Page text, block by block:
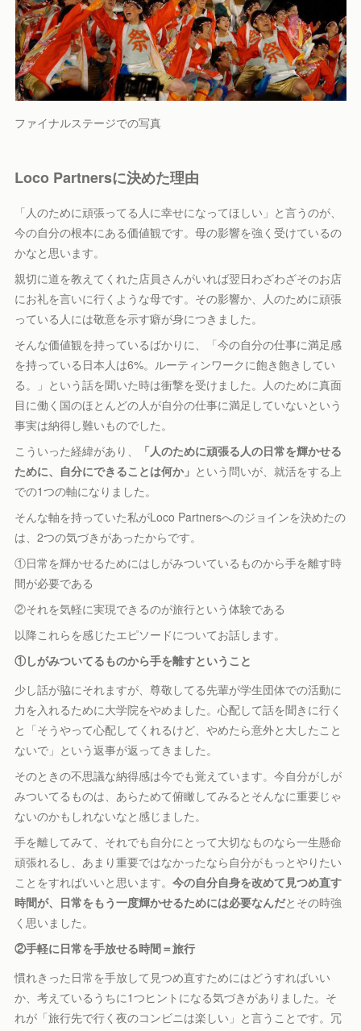
ファイナルステージでの写真
Loco Partnersに決めた理由
「人のために頑張ってる人に幸せになってほしい」と言うのが、
今の自分の根本にある価値観です。母の影響を強く受けているの
かなと思います。
親切に道を教えてくれた店員さんがいれば翌日わざわざそのお店
にお礼を言いに行くような母です。その影響か、人のために頑張
っている人には敬意を示す癖が身につきました。
そんな価値観を持っているばかりに、「今の自分の仕事に満足感
を持っている日本人は6%。ルーティンワークに飽き飽きしてい
る。」という話を聞いた時は衝撃を受けました。人のために真面
目に働く国のほとんどの人が自分の仕事に満足していないという
事実は納得し難いものでした。
こういった経緯があり、
「人のために頑張る人の日常を輝かせる
ために、自分にできることは何か」 という問いが、就活をする上
での1つの軸になりました。
そんな軸を持っていた私がLoco Partnersへのジョインを決めたの
は、2つの気づきがあったからです。
①日常を輝かせるためにはしがみついているものから手を離す時
間が必要である
②それを気軽に実現できるのが旅行という体験である
以降これらを感じたエピソードについてお話します。
①しがみついてるものから手を離すということ
少し話が脇にそれますが、尊敬してる先輩が学生団体での活動に
力を入れるために大学院をやめました。心配して話を聞きに行く
と「そうやって心配してくれるけど、やめたら意外と大したこと
ないで」という返事が返ってきました。
そのときの不思議な納得感は今でも覚えています。今自分がしが
みついてるものは、あらためて俯瞰してみるとそんなに重要じゃ
ないのかもしれないなと感じました。
手を離してみて、それでも自分にとって大切なものなら一生懸命
頑張れるし、あまり重要ではなかったなら自分がもっとやりたい
ことをすればいいと思います。今の自分自身を改めて見つめ直す
時間が、日常をもう一度輝かせるためには必要なんだとその時強
く思いました。
②手軽に日常を手放せる時間＝旅行
慣れきった日常を手放して見つめ直すためにはどうすればいい
か、考えているうちに1つヒントになる気づきがありました。そ
れが「旅行先で行く夜のコンビニは楽しい」と言うことです。冗